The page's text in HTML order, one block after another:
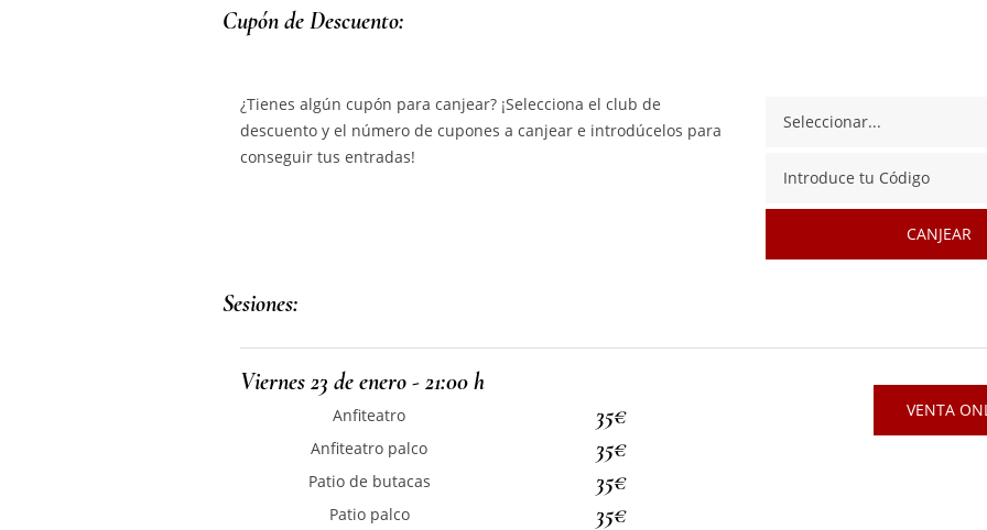
Cupón de Descuento:
¿Tienes algún cupón para canjear? ¡Selecciona el club de
descuento y el número de cupones a canjear e introdúcelos para
conseguir tus entradas!
CANJEAR
Sesiones:
Viernes 23 de enero - 21:00 h
Anfiteatro 35€
Anfiteatro palco 35€
Patio de butacas 35€
Patio palco 35€
VENTA